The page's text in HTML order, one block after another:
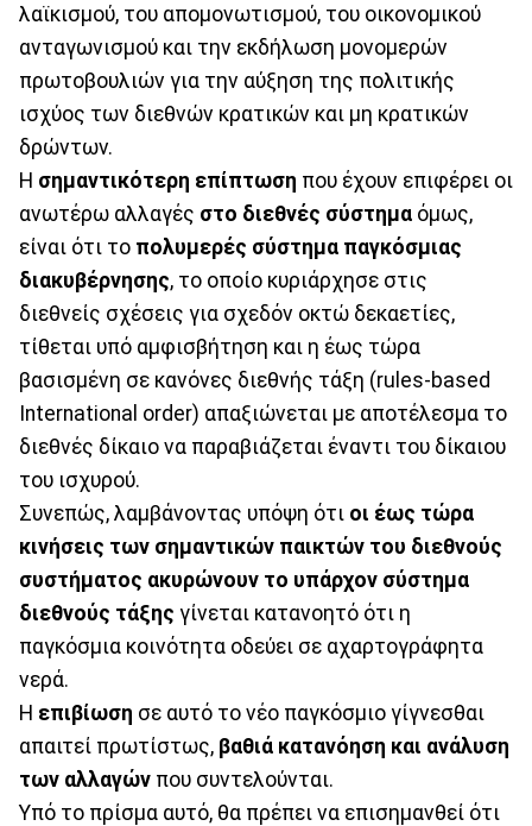
λαϊκισμού, του απομονωτισμού, του οικονομικού
ανταγωνισμού και την εκδήλωση μονομερών
πρωτοβουλιών για την αύξηση της πολιτικής
ισχύος των διεθνών κρατικών και μη κρατικών
δρώντων.
Η σημαντικότερη επίπτωση που έχουν επιφέρει οι
ανωτέρω αλλαγές στο διεθνές σύστημα όμως,
είναι ότι το πολυμερές σύστημα παγκόσμιας
διακυβέρνησης, το οποίο κυριάρχησε στις
διεθνείς σχέσεις για σχεδόν οκτώ δεκαετίες,
τίθεται υπό αμφισβήτηση και η έως τώρα
βασισμένη σε κανόνες διεθνής τάξη (rules-based
International order) απαξιώνεται με αποτέλεσμα το
διεθνές δίκαιο να παραβιάζεται έναντι του δίκαιου
του ισχυρού.
Συνεπώς, λαμβάνοντας υπόψη ότι οι έως τώρα
κινήσεις των σημαντικών παικτών του διεθνούς
συστήματος ακυρώνουν το υπάρχον σύστημα
διεθνούς τάξης γίνεται κατανοητό ότι η
παγκόσμια κοινότητα οδεύει σε αχαρτογράφητα
νερά.
Η επιβίωση σε αυτό το νέο παγκόσμιο γίγνεσθαι
απαιτεί πρωτίστως, βαθιά κατανόηση και ανάλυση
των αλλαγών που συντελούνται.
Υπό το πρίσμα αυτό, θα πρέπει να επισημανθεί ότι